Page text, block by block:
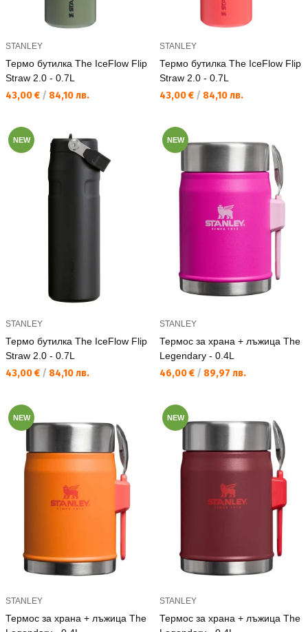
STANLEY
Термо бутилка The IceFlow Flip
Straw 2.0 - 0.7L
Текуща цена:
43,00 € / 84,10 лв.
STANLEY
Термо бутилка The IceFlow Flip
Straw 2.0 - 0.7L
Текуща цена:
43,00 € / 84,10 лв.
NEW
STANLEY
Термо бутилка The IceFlow Flip
Straw 2.0 - 0.7L
Текуща цена:
43,00 € / 84,10 лв.
NEW
STANLEY
Термос за храна + лъжица The
Legendary - 0.4L
Текуща цена:
46,00 € / 89,97 лв.
NEW
STANLEY
Термос за храна + лъжица The
NEW
STANLEY
Термос за храна + лъжица The